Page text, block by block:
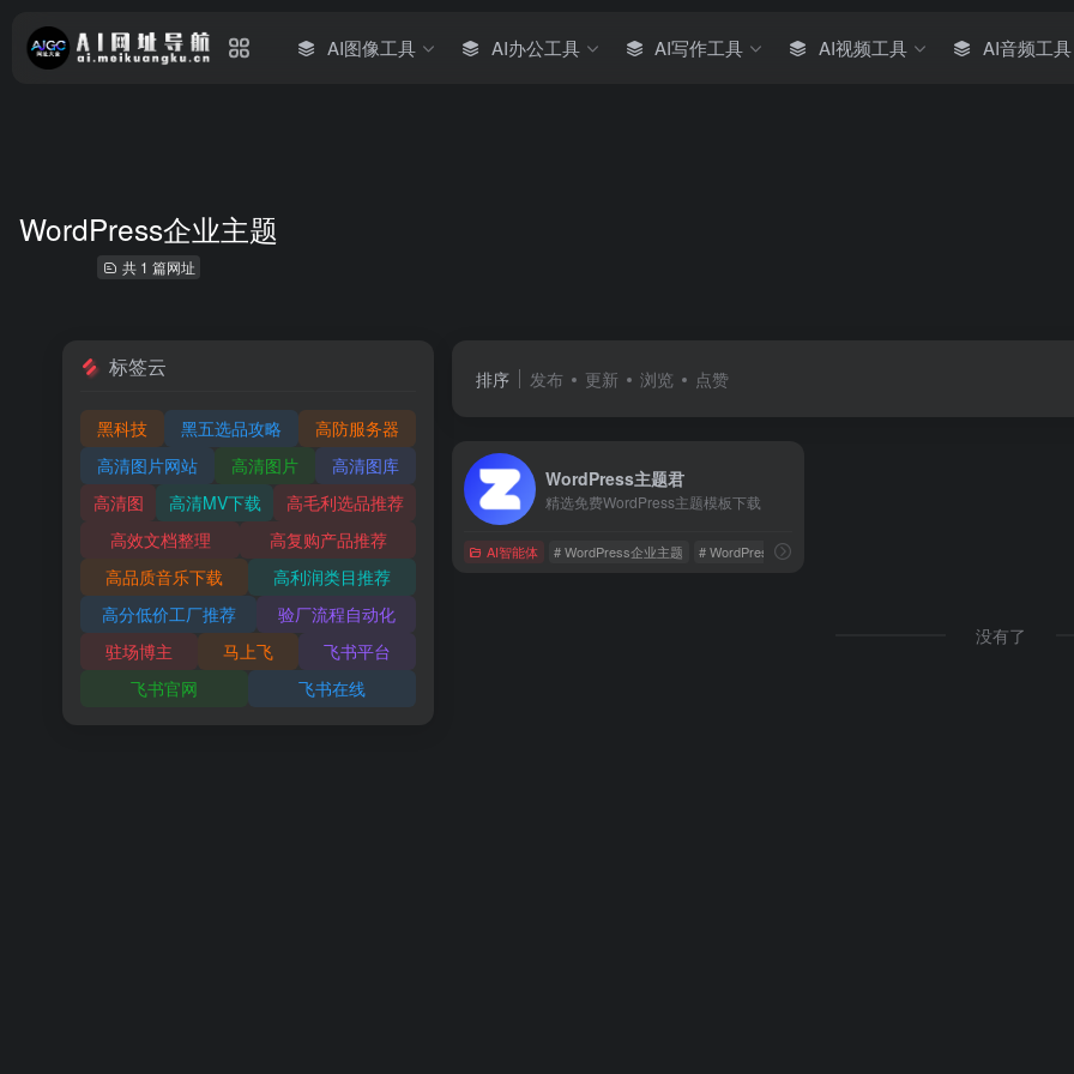
AI图像工具 AI办公工具 AI写作工具 AI视频工具 AI音频工具
WordPress企业主题
共 1 篇网址
排序 发布 更新 浏览 点赞
WordPress主题君
精选免费WordPress主题模板下载
AI智能体 # WordPress企业主题 # WordPress博客主题
没有了
标签云
黑科技 黑五选品攻略
高防服务器
高清图片网站
高清图片
高清图库
高清图
高清MV下载
高毛利选品推荐
高效文档整理
高复购产品推荐
高品质音乐下载
高利润类目推荐
高分低价工厂推荐
验厂流程自动化
驻场博主
马上飞
飞书平台
飞书官网
飞书在线